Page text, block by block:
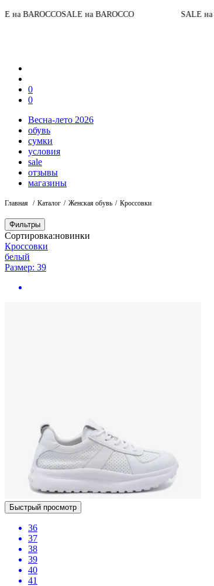
SALE на BAROCCO SALE на BAROCCO
0
0
Весна-лето 2026
обувь
сумки
условия
sale
отзывы
магазины
Главная Каталог Женская обувь Кроссовки
Фильтры
Сортировка:новинки
Кроссовки
белый
Размер: 39
Быстрый просмотр
36
37
38
39
40
41